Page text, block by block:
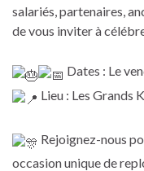
salariés, partenaires,
de vous inviter à
Dates : Le
Lieu : Les Grands
Rejoignez-nous
occasion unique de